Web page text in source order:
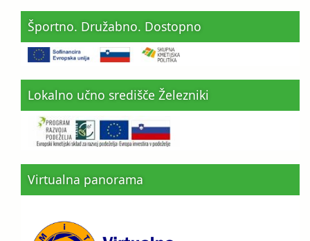
Športno. Družabno. Dostopno
Lokalno učno središče Železniki
Virtualna panorama